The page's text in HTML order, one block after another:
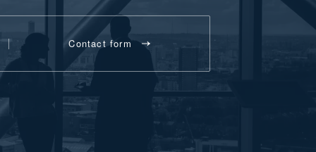
Contact form